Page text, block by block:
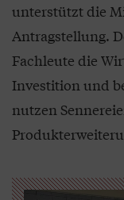
unterstützt die
Antragstellung.
Fachleute die
Investition und
nutzen